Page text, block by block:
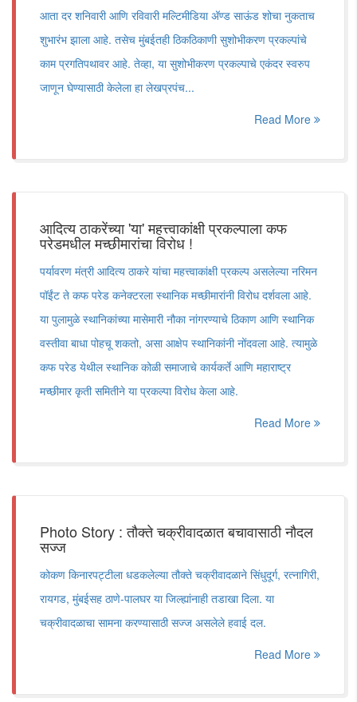
आता दर शनिवारी आणि रविवारी मल्टिमीडिया अ‍ॅण्ड साऊंड शोचा नुकताच
शुभारंभ झाला आहे. तसेच मुंबईतही ठिकठिकाणी सुशोभीकरण प्रकल्पांचे
काम प्रगतिपथावर आहे. तेव्हा, या सुशोभीकरण प्रकल्पाचे एकंदर स्वरुप
जाणून घेण्यासाठी केलेला हा लेखप्रपंच...
Read More
आदित्य ठाकरेंच्या 'या' महत्त्वाकांक्षी प्रकल्पाला कफ
परेडमधील मच्छीमारांचा विरोध !
पर्यावरण मंत्री आदित्य ठाकरे यांचा महत्त्वाकांक्षी प्रकल्प असलेल्या नरिमन
पॉईंट ते कफ परेड कनेक्टरला स्थानिक मच्छीमारांनी विरोध दर्शवला आहे.
या पुलामुळे स्थानिकांच्या मासेमारी नौका नांगरण्याचे ठिकाण आणि स्थानिक
वस्तीवा बाधा पोहचू शकतो, असा आक्षेप स्थानिकांनी नोंदवला आहे. त्यामुळे
कफ परेड येथील स्थानिक कोळी समाजाचे कार्यकर्ते आणि महाराष्ट्र
मच्छीमार कृती समितीने या प्रकल्पा विरोध केला आहे.
Read More
Photo Story : तौक्ते चक्रीवादळात बचावासाठी नौदल
सज्ज
कोकण किनारपट्टीला धडकलेल्या तौक्ते चक्रीवादळाने सिंधुदूर्ग, रत्नागिरी,
रायगड, मुंबईसह ठाणे-पालघर या जिल्ह्यांनाही तडाखा दिला. या
चक्रीवादळाचा सामना करण्यासाठी सज्ज असलेले हवाई दल.
Read More